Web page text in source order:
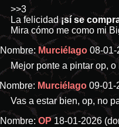
>>3
La felicidad¡sí se
Mira cómo me como mi
Nombre: Murciélago 08-01-
Mejor ponte a pintar op,
Nombre: Murciélago 09-01-
Vas a estar bien, op, no
Nombre:OP 18-01-2026